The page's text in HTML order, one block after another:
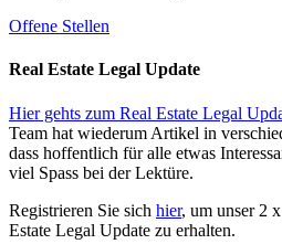
Offene Stellen
Real Estate Legal Update
Hier gehts zum Real Estate Legal
Team hat wiederum Artikel in
dass hoffentlich für alle etwas
viel Spass bei der Lektüre.
Registrieren Sie sich hier, um unser 2
Estate Legal Update zu erhalten.